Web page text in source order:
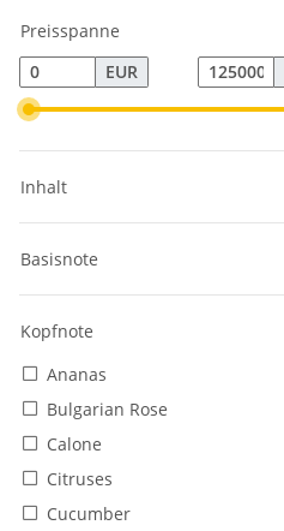
Preisspanne
EUR
Inhalt
Basisnote
Kopfnote
Ananas
Bulgarian Rose
Calone
Citruses
Cucumber